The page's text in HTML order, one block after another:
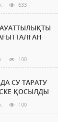
633
100
СУ ТАРАТУ
ҚОСЫЛДЫ
100